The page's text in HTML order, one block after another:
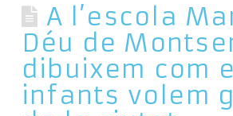
A l’escola
Déu de
dibuixem com
infants volem